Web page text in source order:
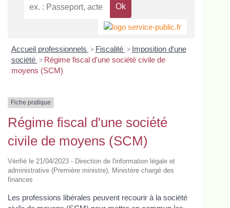
Accueil professionnels > Fiscalité > Imposition d'une
société > Régime fiscal d'une société civile de
moyens (SCM)
Fiche pratique
Régime fiscal d'une société
civile de moyens (SCM)
Vérifié le 21/04/2023 - Direction de l'information légale et
administrative (Première ministre), Ministère chargé des
finances
Les professions libérales peuvent recourir à la société